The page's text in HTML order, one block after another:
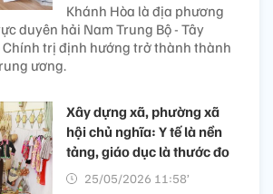
Khánh Hòa là địa phương
duyên hải Nam Trung Bộ - Tây
Chính trị định hướng trở thành thành
ương.
Xây dựng xã, phường xã
hội chủ nghĩa: Y tế là nền
tảng, giáo dục là thước đo
25/05/2026 11:58’